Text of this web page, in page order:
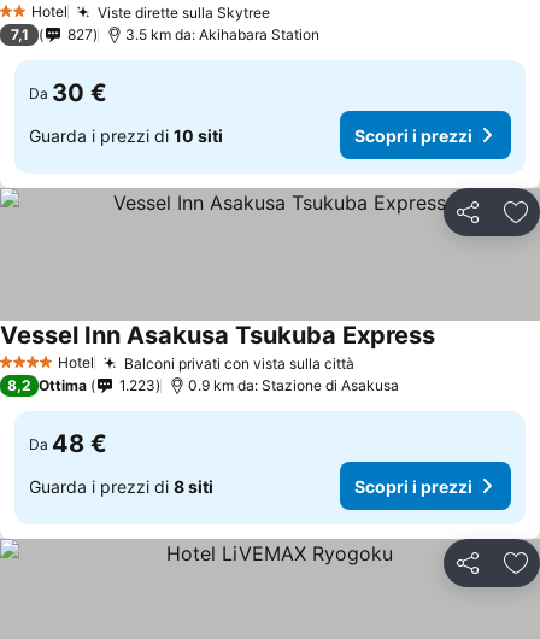
2 StelleHotel Viste dirette sulla Skytree
7,1 827 3.5 km da: Akihabara Station
Da 30 €
Guarda i prezzi di 10 siti Scopri i prezzi
Condividi
4 Stelle Hotel Balconi privati con vista sulla città
Vessel Inn Asakusa Tsukuba Express
8,2 Ottima 1.223 0.9 km da: Stazione di Asakusa
Da 48 €
Guarda i prezzi di 8 siti Scopri i prezzi
Condividi